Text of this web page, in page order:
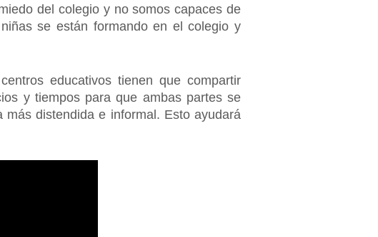
del colegio y no somos capaces de
se están formando en el colegio y
educativos tienen que compartir
y tiempos para que ambas partes se
distendida e informal. Esto ayudará